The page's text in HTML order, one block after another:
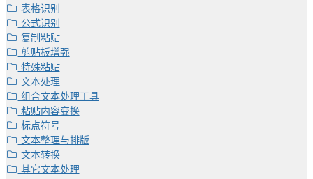
表格识别
公式识别
复制粘贴
剪贴板增强
特殊粘贴
文本处理
组合文本处理工具
粘贴内容变换
标点符号
文本整理与排版
文本转换
其它文本处理